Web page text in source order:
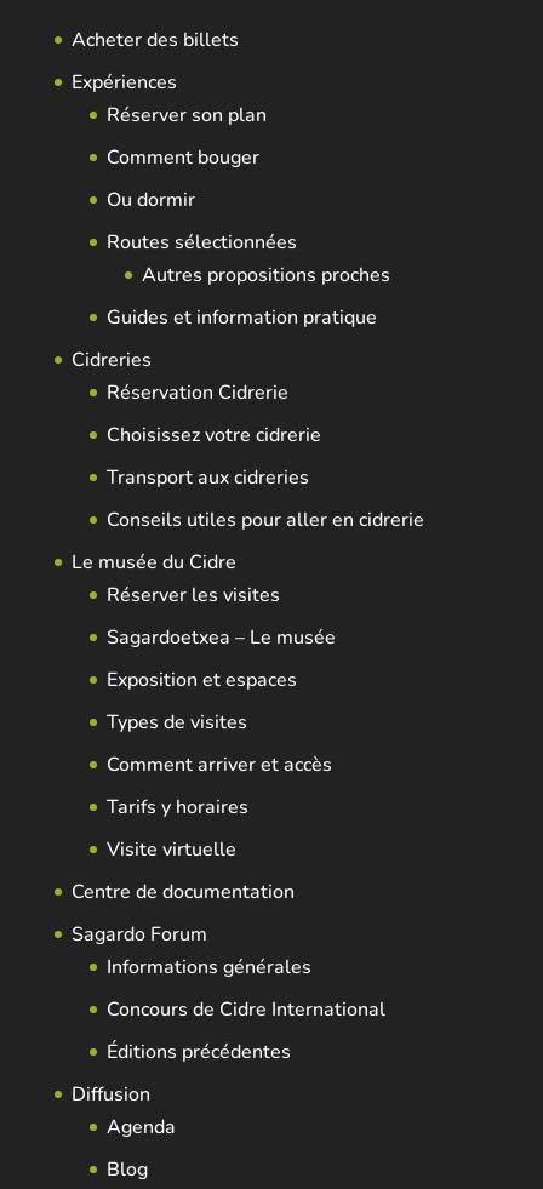
Acheter des billets
Expériences
Réserver son plan
Comment bouger
Ou dormir
Routes sélectionnées
Autres propositions proches
Guides et information pratique
Cidreries
Réservation Cidrerie
Choisissez votre cidrerie
Transport aux cidreries
Conseils utiles pour aller en cidrerie
Le musée du Cidre
Réserver les visites
Sagardoetxea – Le musée
Exposition et espaces
Types de visites
Comment arriver et accès
Tarifs y horaires
Visite virtuelle
Centre de documentation
Sagardo Forum
Informations générales
Concours de Cidre International
Éditions précédentes
Diffusion
Agenda
Blog